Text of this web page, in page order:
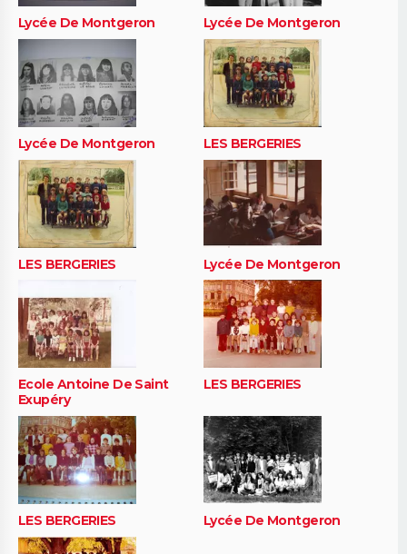
Lycée De Montgeron Lycée De Montgeron
Lycée De Montgeron LES BERGERIES
LES BERGERIES Lycée De Montgeron
Ecole Antoine De Saint
Exupéry
LES BERGERIES
LES BERGERIES Lycée De Montgeron